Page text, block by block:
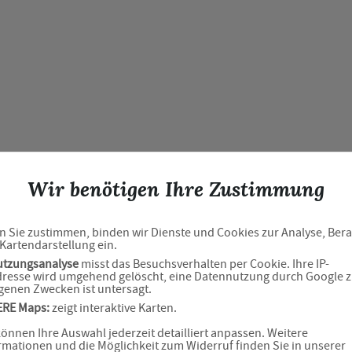
Wir benötigen Ihre Zustimmung
Sie zustimmen, binden wir Dienste und Cookies zur Analyse,
ein.
misst das Besuchsverhalten per Cookie. Ihre IP-
wird umgehend gelöscht, eine Datennutzung durch Google
Zwecken ist untersagt.
Maps:zeigt interaktive Karten.
Ihre Auswahl jederzeit detailliert anpassen. Weitere
und die Möglichkeit zum Widerruf finden Sie in unserer
Bitte geben Sie den Captcha Text ein
Captcha*